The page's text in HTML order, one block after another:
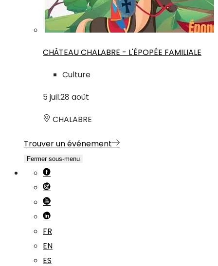
CHÂTEAU CHALABRE - L'ÉPOPÉE FAMILIALE
Culture
5 juil.28 août
CHALABRE
Trouver un événement
Fermer sous-menu
FR
EN
ES